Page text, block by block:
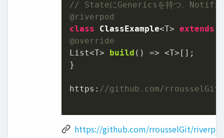
// StateにGenericsを持つ、
@riverpod
class
ClassExample<T> extends
@override
List<T>
build ()
=> <T>[];
}
https: //github.com/
https://github.com/rrousselGit/